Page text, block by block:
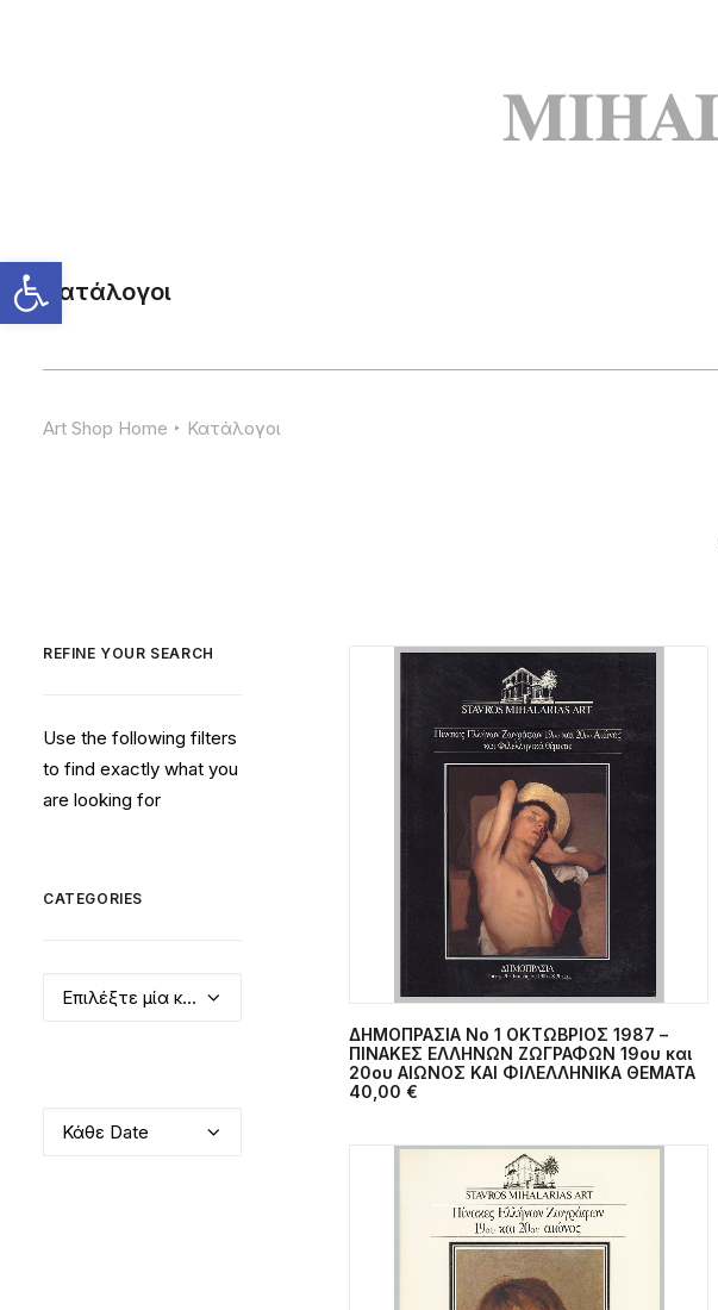
Κατάλογοι
Art Shop Home Κατάλογοι
REFINE YOUR SEARCH
Use the following filters
to find exactly what you
are looking for
CATEGORIES
Επιλέξτε μία κατηγορία
Κάθε Date
ΠΡΟΣΘΉΚΗ ΣΤΟ ΚΑΛΆΘΙ
ΔΗΜΟΠΡΑΣΙΑ Νο 1 ΟΚΤΩΒΡΙΟΣ 1987 –
ΠΙΝΑΚΕΣ ΕΛΛΗΝΩΝ ΖΩΓΡΑΦΩΝ 19ου και
20ου ΑΙΩΝΟΣ ΚΑΙ ΦΙΛΕΛΛΗΝΙΚΑ ΘΕΜΑΤΑ
40,00 €